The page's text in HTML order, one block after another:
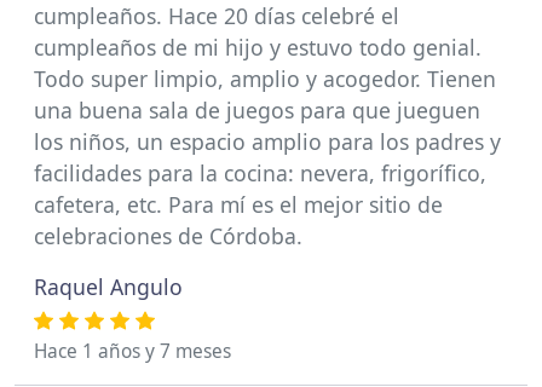
cumpleaños. Hace 20 días celebré el
cumpleaños de mi hijo y estuvo todo genial.
Todo super limpio, amplio y acogedor. Tienen
una buena sala de juegos para que jueguen
los niños, un espacio amplio para los padres y
facilidades para la cocina: nevera, frigorífico,
cafetera, etc. Para mí es el mejor sitio de
celebraciones de Córdoba.
Raquel Angulo
Hace 1 años y 7 meses